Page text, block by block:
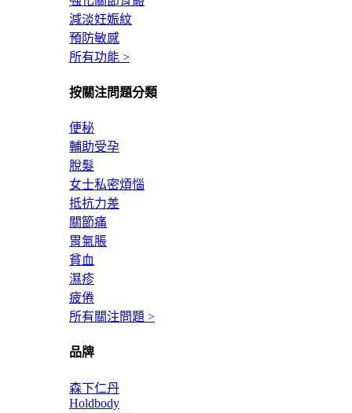
減淡妊娠紋
預防敏感
所有功能 >
按關注問題分類
便秘
輔助受孕
脫髮
女士私密煩惱
抵抗力差
關節痛
胃氣脹
貧血
濕疹
疲倦
所有關注問題 >
品牌
森下仁丹
Holdbody